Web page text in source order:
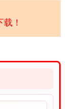
！